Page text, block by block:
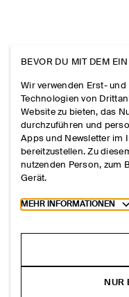
BEVOR DU MIT DEM
Wir verwenden Erst-
Technologien von
Website zu bieten, das
durchzuführen und
Apps und Newsletter im
bereitzustellen. Zu
nutzenden Person, zum
Gerät.
Toggle more cookie
MEHR INFORMATIONEN
NUR